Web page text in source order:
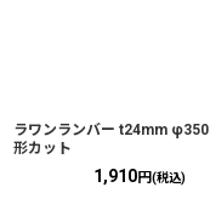
ラワンランバー t24mm
形カット
1,910円(税込)